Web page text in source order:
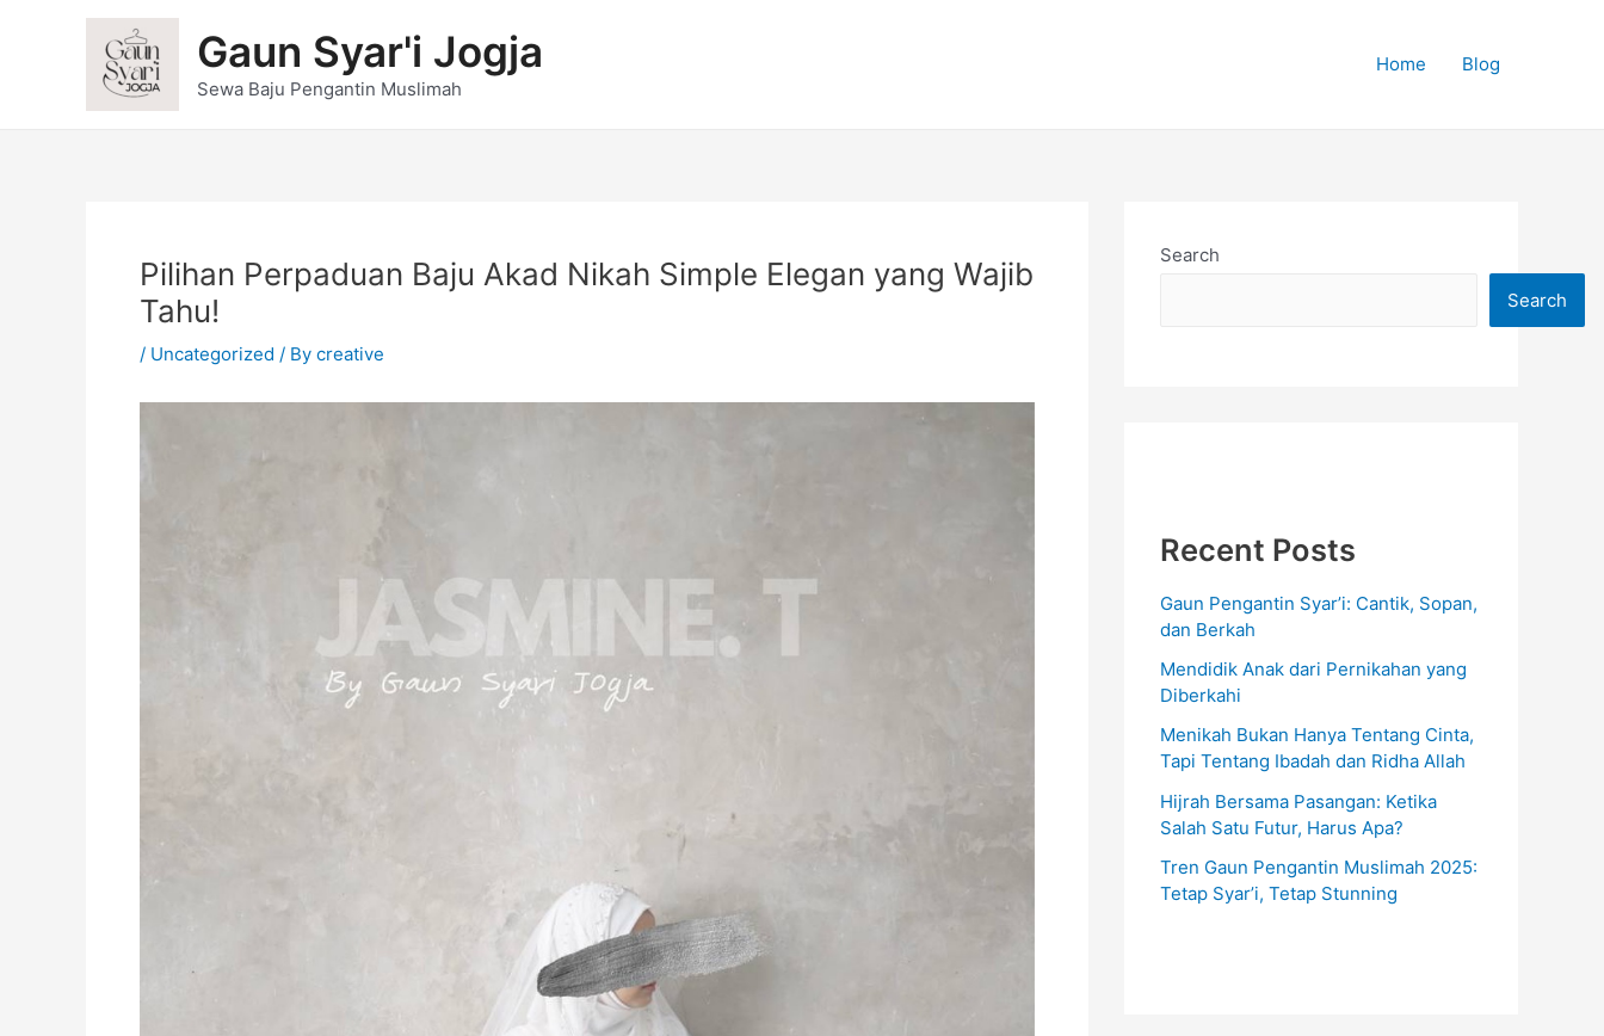
Gaun Syar'i Jogja
Sewa Baju Pengantin Muslimah
Home Blog
Pilihan Perpaduan Baju Akad Nikah Simple Elegan yang Wajib
Tahu!
/ Uncategorized / By creative
Post
navigation
Search
Search
Recent Posts
Gaun Pengantin Syar’i: Cantik, Sopan,
dan Berkah
Mendidik Anak dari Pernikahan yang
Diberkahi
Menikah Bukan Hanya Tentang Cinta,
Tapi Tentang Ibadah dan Ridha Allah
Hijrah Bersama Pasangan: Ketika
Salah Satu Futur, Harus Apa?
Tren Gaun Pengantin Muslimah 2025:
Tetap Syar’i, Tetap Stunning